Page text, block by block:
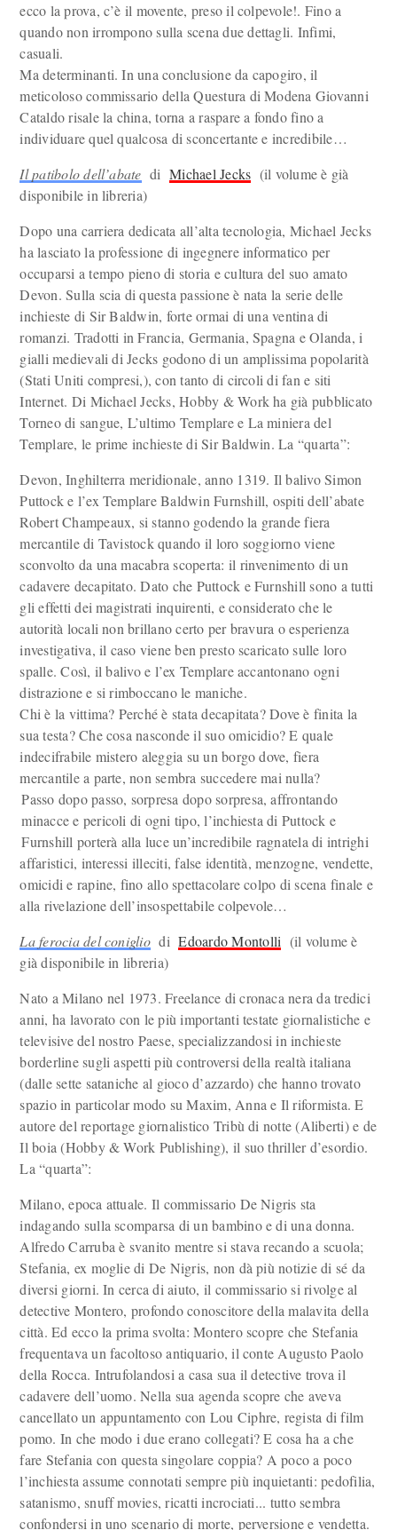
ecco la prova, c’è il movente, preso il colpevole!. Fino a
quando non irrompono sulla scena due dettagli. Infimi,
casuali.
Ma determinanti. In una conclusione da capogiro, il
meticoloso commissario della Questura di Modena Giovanni
Cataldo risale la china, torna a raspare a fondo fino a
individuare quel qualcosa di sconcertante e incredibile…
Il patibolo dell’abate diMichael Jecks (il volume è già
disponibile in libreria)
Dopo una carriera dedicata all’alta tecnologia, Michael Jecks
ha lasciato la professione di ingegnere informatico per
occuparsi a tempo pieno di storia e cultura del suo amato
Devon. Sulla scia di questa passione è nata la serie delle
inchieste di Sir Baldwin, forte ormai di una ventina di
romanzi. Tradotti in Francia, Germania, Spagna e Olanda, i
gialli medievali di Jecks godono di un amplissima popolarità
(Stati Uniti compresi,), con tanto di circoli di fan e siti
Internet. Di Michael Jecks, Hobby & Work ha già pubblicato
Torneo di sangue, L’ultimo Templare e La miniera del
Templare, le prime inchieste di Sir Baldwin. La “quarta”:
Devon, Inghilterra meridionale, anno 1319. Il balivo Simon
Puttock e l’ex Templare Baldwin Furnshill, ospiti dell’abate
Robert Champeaux, si stanno godendo la grande fiera
mercantile di Tavistock quando il loro soggiorno viene
sconvolto da una macabra scoperta: il rinvenimento di un
cadavere decapitato. Dato che Puttock e Furnshill sono a tutti
gli effetti dei magistrati inquirenti, e considerato che le
autorità locali non brillano certo per bravura o esperienza
investigativa, il caso viene ben presto scaricato sulle loro
spalle. Così, il balivo e l’ex Templare accantonano ogni
distrazione e si rimboccano le maniche.
Chi è la vittima? Perché è stata decapitata? Dove è finita la
sua testa? Che cosa nasconde il suo omicidio? E quale
indecifrabile mistero aleggia su un borgo dove, fiera
mercantile a parte, non sembra succedere mai nulla?
Passo dopo passo, sorpresa dopo sorpresa, affrontando
minacce e pericoli di ogni tipo, l’inchiesta di Puttock e
Furnshill porterà alla luce un’incredibile ragnatela di intrighi
affaristici, interessi illeciti, false identità, menzogne, vendette,
omicidi e rapine, fino allo spettacolare colpo di scena finale e
alla rivelazione dell’insospettabile colpevole…
La ferocia del conigliodiEdoardo Montolli (il volume è
già disponibile in libreria)
Nato a Milano nel 1973. Freelance di cronaca nera da tredici
anni, ha lavorato con le più importanti testate giornalistiche e
televisive del nostro Paese, specializzandosi in inchieste
borderline sugli aspetti più controversi della realtà italiana
(dalle sette sataniche al gioco d’azzardo) che hanno trovato
spazio in particolar modo su Maxim, Anna e Il riformista. E
autore del reportage giornalistico Tribù di notte (Aliberti) e de
Il boia (Hobby & Work Publishing), il suo thriller d’esordio.
La “quarta”:
Milano, epoca attuale. Il commissario De Nigris sta
indagando sulla scomparsa di un bambino e di una donna.
Alfredo Carruba è svanito mentre si stava recando a scuola;
Stefania, ex moglie di De Nigris, non dà più notizie di sé da
diversi giorni. In cerca di aiuto, il commissario si rivolge al
detective Montero, profondo conoscitore della malavita della
città. Ed ecco la prima svolta: Montero scopre che Stefania
frequentava un facoltoso antiquario, il conte Augusto Paolo
della Rocca. Intrufolandosi a casa sua il detective trova il
cadavere dell’uomo. Nella sua agenda scopre che aveva
cancellato un appuntamento con Lou Ciphre, regista di film
pomo. In che modo i due erano collegati? E cosa ha a che
fare Stefania con questa singolare coppia? A poco a poco
l’inchiesta assume connotati sempre più inquietanti: pedofilia,
satanismo, snuff movies, ricatti incrociati... tutto sembra
confondersi in uno scenario di morte, perversione e vendetta.